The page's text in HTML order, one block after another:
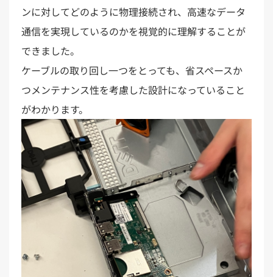
ンに対してどのように物理接続され、高速なデータ
通信を実現しているのかを視覚的に理解することが
できました。
ケーブルの取り回し一つをとっても、省スペースか
つメンテナンス性を考慮した設計になっていること
がわかります。